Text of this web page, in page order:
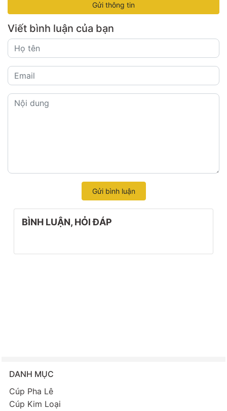
Gửi thông tin
Viết bình luận của bạn
Gửi bình luận
BÌNH LUẬN, HỎI ĐÁP
DANH MỤC
Cúp Pha Lê
Cúp Kim Loại